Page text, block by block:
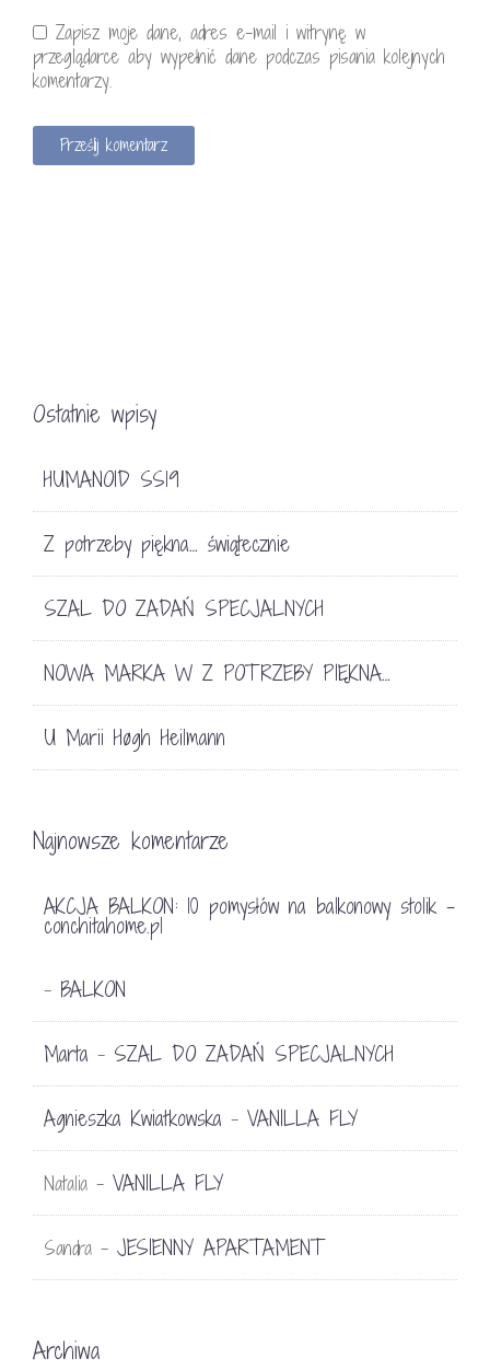
Zapisz moje dane, adres e-mail i witrynę w
przeglądarce aby wypełnić dane podczas pisania kolejnych
komentarzy.
Ostatnie wpisy
HUMANOID SS19
Z potrzeby piękna… świątecznie
SZAL DO ZADAŃ SPECJALNYCH
NOWA MARKA W Z POTRZEBY PIĘKNA…
U Marii Høgh Heilmann
Najnowsze komentarze
AKCJA BALKON: 10 pomysłów na balkonowy stolik -
conchitahome.pl
- BALKON
Marta - SZAL DO ZADAŃ SPECJALNYCH
Agnieszka Kwiatkowska - VANILLA FLY
Natalia - VANILLA FLY
Sandra - JESIENNY APARTAMENT
Archiwa